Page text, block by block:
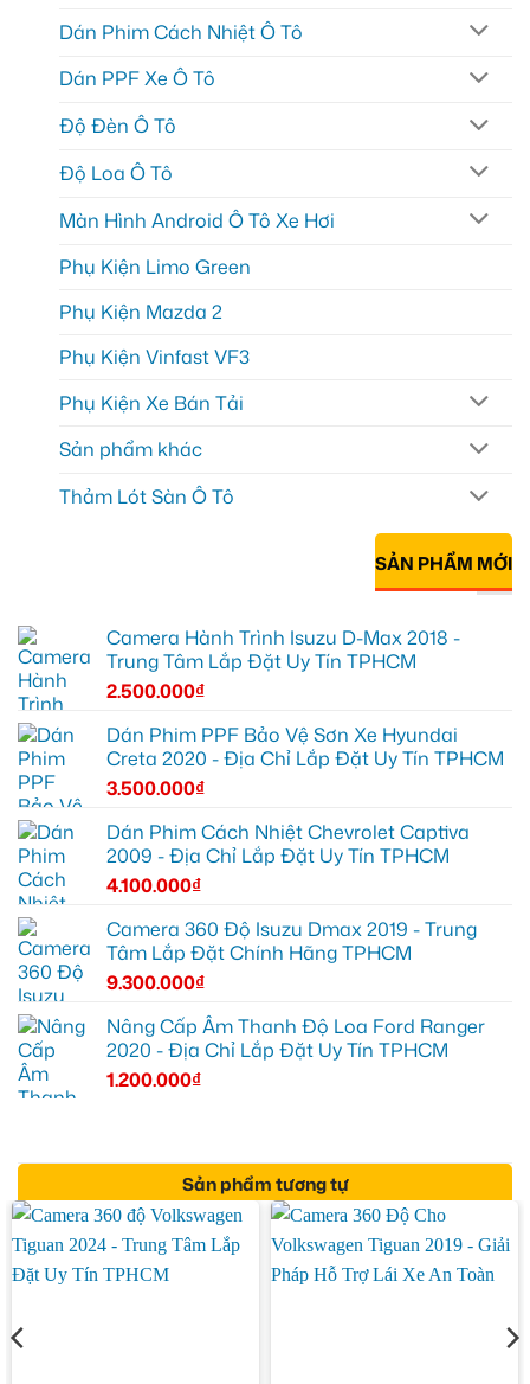
Dán Phim Cách Nhiệt Ô Tô
Dán PPF Xe Ô Tô
Độ Đèn Ô Tô
Độ Loa Ô Tô
Màn Hình Android Ô Tô Xe Hơi
Phụ Kiện Limo Green
Phụ Kiện Mazda 2
Phụ Kiện Vinfast VF3
Phụ Kiện Xe Bán Tải
Sản phẩm khác
Thảm Lót Sàn Ô Tô
SẢN PHẨM MỚI
Camera Hành Trình Isuzu D-Max 2018 -
Trung Tâm Lắp Đặt Uy Tín TPHCM
2.500.000₫
Dán Phim PPF Bảo Vệ Sơn Xe Hyundai
Creta 2020 - Địa Chỉ Lắp Đặt Uy Tín TPHCM
3.500.000₫
Dán Phim Cách Nhiệt Chevrolet Captiva
2009 - Địa Chỉ Lắp Đặt Uy Tín TPHCM
4.100.000₫
Camera 360 Độ Isuzu Dmax 2019 - Trung
Tâm Lắp Đặt Chính Hãng TPHCM
9.300.000₫
Nâng Cấp Âm Thanh Độ Loa Ford Ranger
2020 - Địa Chỉ Lắp Đặt Uy Tín TPHCM
1.200.000₫
Sản phẩm tương tự